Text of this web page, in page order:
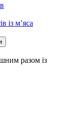
із м’яса
разом із